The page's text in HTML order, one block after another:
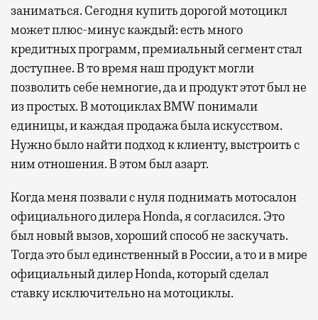
заниматься. Сегодня купить дорогой мотоцикл
может плюс-минус каждый: есть много
кредитных программ, премиальный сегмент стал
доступнее. В то время наш продукт могли
позволить себе немногие, да и продукт этот был не
из простых. В мотоциклах BMW понимали
единицы, и каждая продажа была искусством.
Нужно было найти подход к клиенту, выстроить с
ним отношения. В этом был азарт.
Когда меня позвали с нуля поднимать мотосалон
официального дилера Honda, я согласился. Это
был новый вызов, хороший способ не заскучать.
Тогда это был единственный в России, а то и в мире
официальный дилер Honda, который сделал
ставку исключительно на мотоциклы.